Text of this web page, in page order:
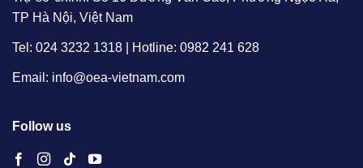
TP Hà Nội, Việt Nam
Tel: 024 3232 1318 | Hotline: 0982 241 628
Email: info@oea-vietnam.com
Follow us